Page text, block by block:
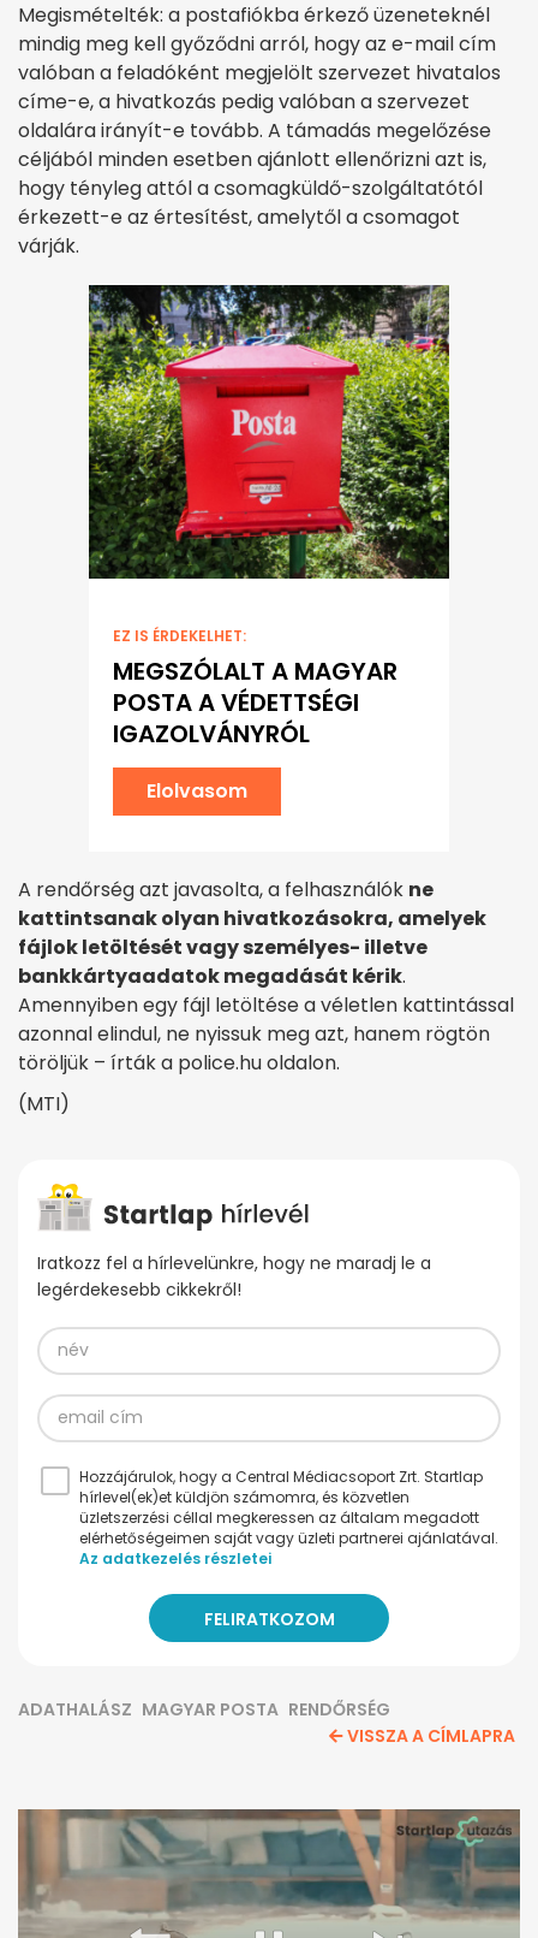
Megismételték: a postafiókba érkező üzeneteknél
mindig meg kell győződni arról, hogy az e-mail cím
valóban a feladóként megjelölt szervezet hivatalos
címe-e, a hivatkozás pedig valóban a szervezet
oldalára irányít-e tovább. A támadás megelőzése
céljából minden esetben ajánlott ellenőrizni azt is,
hogy tényleg attól a csomagküldő-szolgáltatótól
érkezett-e az értesítést, amelytől a csomagot
várják.
EZ IS ÉRDEKELHET:
MEGSZÓLALT A MAGYAR
POSTA A VÉDETTSÉGI
IGAZOLVÁNYRÓL
Elolvasom
A rendőrség azt javasolta, a felhasználók ne
kattintsanak olyan hivatkozásokra, amelyek
fájlok letöltését vagy személyes- illetve
bankkártyaadatok megadását kérik.
Amennyiben egy fájl letöltése a véletlen kattintással
azonnal elindul, ne nyissuk meg azt, hanem rögtön
töröljük – írták a police.hu oldalon.
(MTI)
Iratkozz fel a hírlevelünkre, hogy ne maradj le a
legérdekesebb cikkekről!
Hozzájárulok, hogy a Central Médiacsoport Zrt. Startlap
hírlevel(ek)et küldjön számomra, és közvetlen
üzletszerzési céllal megkeressen az általam megadott
elérhetőségeimen saját vagy üzleti partnerei ajánlatával.
Az adatkezelés részletei
ADATHALÁSZ MAGYAR POSTA RENDŐRSÉG
VISSZA A CÍMLAPRA